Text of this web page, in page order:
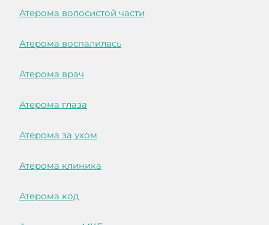
Атерома волосистой части
Атерома воспалилась
Атерома врач
Атерома глаза
Атерома за ухом
Атерома клиника
Атерома код